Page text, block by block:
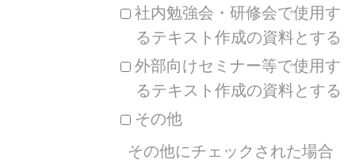
社内勉強会・研修会で使用す
るテキスト作成の資料とする
外部向けセミナー等で使用す
るテキスト作成の資料とする
その他
その他にチェックされた場合